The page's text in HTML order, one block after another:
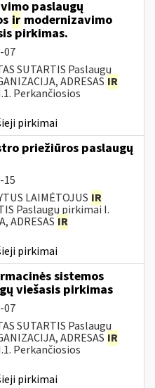
paslaugų
ir modernizavimo
pirkimas.
07
SUTARTIS Paslaugų
ADRESAS IR
Perkančiosios
pirkimai
priežiūros paslaugų
15
LAIMĖTOJUS IR
Paslaugų pirkimai I.
ADRESAS IR
pirkimai
sistemos
viešasis pirkimas
07
SUTARTIS Paslaugų
ADRESAS IR
Perkančiosios
pirkimai